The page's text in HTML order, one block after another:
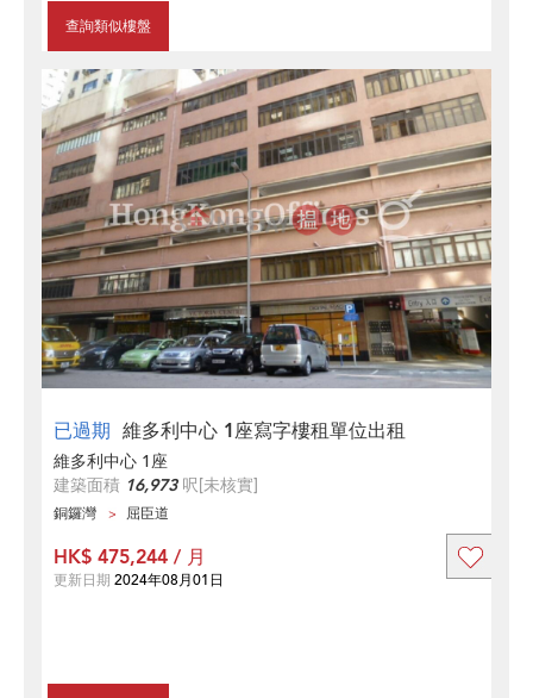
查詢類似樓盤
已過期 維多利中心 1座寫字樓租單位出租
維多利中心 1座
建築面積 16,973呎[未核實]
銅鑼灣 屈臣道
HK$ 475,244 / 月
更新日期 2024年08月01日